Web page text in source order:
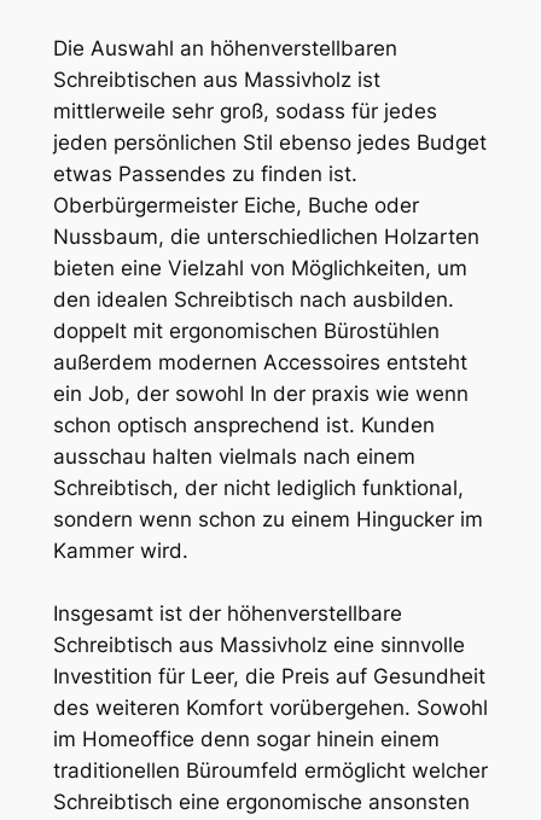
Die Auswahl an höhenverstellbaren
Schreibtischen aus Massivholz ist
mittlerweile sehr groß, sodass für jedes
jeden persönlichen Stil ebenso jedes Budget
etwas Passendes zu finden ist.
Oberbürgermeister Eiche, Buche oder
Nussbaum, die unterschiedlichen Holzarten
bieten eine Vielzahl von Möglichkeiten, um
den idealen Schreibtisch nach ausbilden.
doppelt mit ergonomischen Bürostühlen
außerdem modernen Accessoires entsteht
ein Job, der sowohl In der praxis wie wenn
schon optisch ansprechend ist. Kunden
ausschau halten vielmals nach einem
Schreibtisch, der nicht lediglich funktional,
sondern wenn schon zu einem Hingucker im
Kammer wird.
Insgesamt ist der höhenverstellbare
Schreibtisch aus Massivholz eine sinnvolle
Investition für Leer, die Preis auf Gesundheit
des weiteren Komfort vorübergehen. Sowohl
im Homeoffice denn sogar hinein einem
traditionellen Büroumfeld ermöglicht welcher
Schreibtisch eine ergonomische ansonsten